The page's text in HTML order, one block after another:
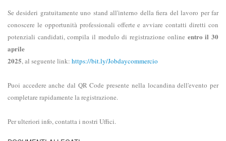
Se desideri gratuitamente uno stand all'interno della fiera del lavoro per far
conoscere le opportunità professionali offerte e avviare contatti diretti con
potenziali candidati, compila il modulo di registrazione online entro il 30
aprile
2025, al seguente link: https://bit.ly/Jobdaycommercio
Puoi accedere anche dal QR Code presente nella locandina dell'evento per
completare rapidamente la registrazione.
Per ulteriori info, contatta i nostri Uffici.